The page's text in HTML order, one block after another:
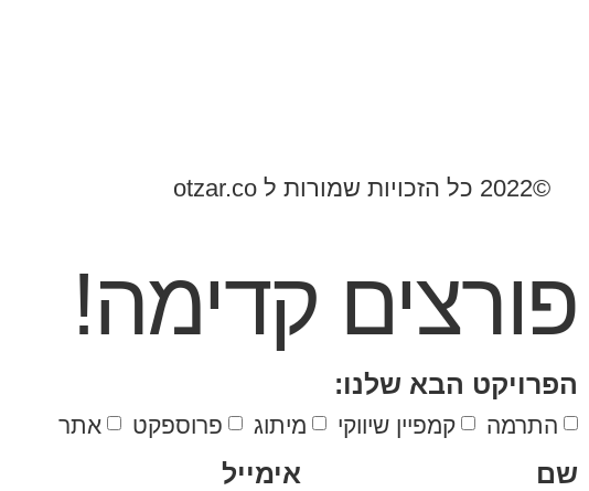
©2022 כל הזכויות שמורות ל otzar.co
פורצים קדימה!
הפרויקט הבא שלנו:
התרמה קמפיין שיווקי מיתוג פרוספקט אתר
שם אימייל